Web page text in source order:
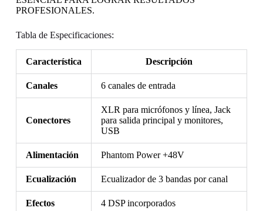
PROFESIONALES.
Tabla de Especificaciones:
Característica Descripción
Canales 6 canales de entrada
Conectores
XLR para micrófonos y línea, Jack
para salida principal y monitores,
USB
Alimentación Phantom Power +48V
Ecualización Ecualizador de 3 bandas por canal
Efectos 4 DSP incorporados